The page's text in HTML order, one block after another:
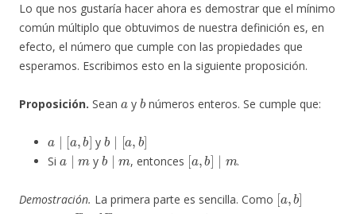
Lo que nos gustaría hacer ahora es demostrar que el mínimo
común múltiplo que obtuvimos de nuestra definición es, en
efecto, el número que cumple con las propiedades que
esperamos. Escribimos esto en la siguiente proposición.
Proposición. Sean y
b
números enteros. Se cumple que:
∣ a b]
y
b ∣ [a b]
Si
a ∣m
y
b ∣ m
, entonces
[ b] ∣
.
Demostración. La primera parte es sencilla. Como
[ b
aZ∩ bZ